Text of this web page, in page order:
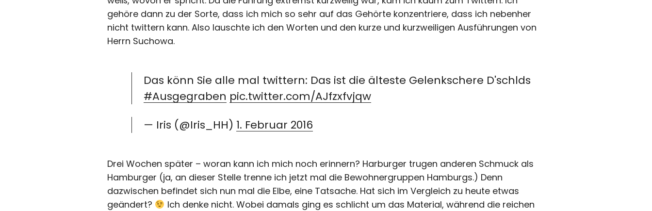
gehöre dann zu der Sorte, dass ich mich so sehr auf das Gehörte konzentriere, dass ich nebenher
nicht twittern kann. Also lauschte ich den Worten und den kurze und kurzweiligen Ausführungen von
Herrn Suchowa.
Das könn Sie alle mal twittern: Das ist die älteste Gelenkschere D'schlds
#Ausgegraben pic.twitter.com/AJfzxfvjqw
— Iris (@Iris_HH) 1. Februar 2016
Drei Wochen später – woran kann ich mich noch erinnern? Harburger trugen anderen Schmuck als
Hamburger (ja, an dieser Stelle trenne ich jetzt mal die Bewohnergruppen Hamburgs.) Denn
dazwischen befindet sich nun mal die Elbe, eine Tatsache. Hat sich im Vergleich zu heute etwas
geändert?
Ich denke nicht. Wobei damals ging es schlicht um das Material, während die reichen